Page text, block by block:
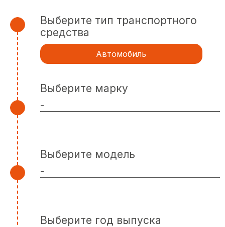
Выберите тип транспортного
средства
Автомобиль
Выберите марку
Выберите модель
Выберите год выпуска